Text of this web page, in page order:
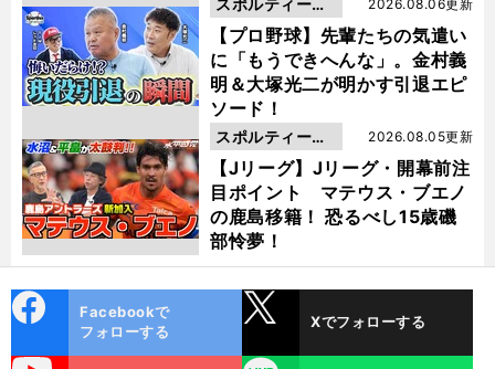
【プロ野球】先輩たちの気遣い
に「もうできへんな」。金村義
明＆大塚光二が明かす引退エピ
ソード！
2026.08.06更新
動画
【Jリーグ】Jリーグ・開幕前注
目ポイント マテウス・ブエノ
の鹿島移籍！ 恐るべし15歳磯
部怜夢！
2026.08.05更新
スポルティーバ
動画
ok
Facebookで
フォローする
Xでフォローする